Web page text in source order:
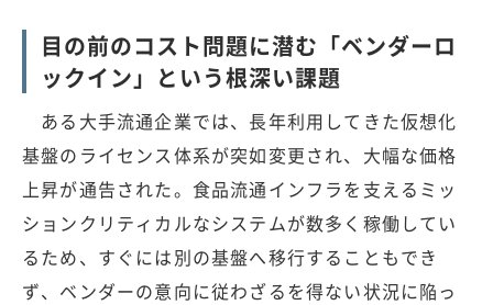
目の前のコスト問題に潜む「ベンダーロ
ックイン」という根深い課題
ある大手流通企業では、長年利用してきた仮想化
基盤のライセンス体系が突如変更され、大幅な価格
上昇が通告された。食品流通インフラを支えるミッ
ションクリティカルなシステムが数多く稼働してい
るため、すぐには別の基盤へ移行することもでき
ず、ベンダーの意向に従わざるを得ない状況に陥っ